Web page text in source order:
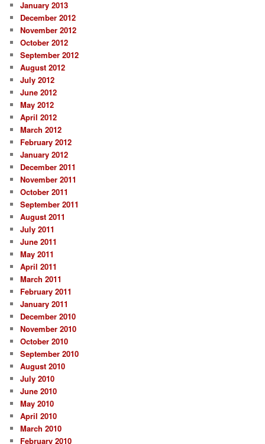
January 2013
December 2012
November 2012
October 2012
September 2012
August 2012
July 2012
June 2012
May 2012
April 2012
March 2012
February 2012
January 2012
December 2011
November 2011
October 2011
September 2011
August 2011
July 2011
June 2011
May 2011
April 2011
March 2011
February 2011
January 2011
December 2010
November 2010
October 2010
September 2010
August 2010
July 2010
June 2010
May 2010
April 2010
March 2010
February 2010